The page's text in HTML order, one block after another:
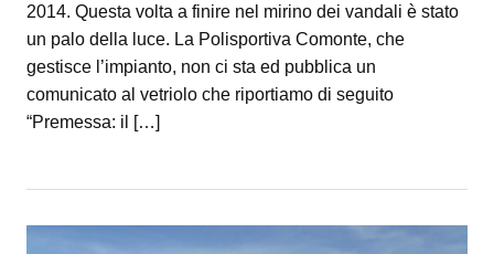
2014. Questa volta a finire nel mirino dei vandali è stato
un palo della luce. La Polisportiva Comonte, che
gestisce l’impianto, non ci sta ed pubblica un
comunicato al vetriolo che riportiamo di seguito
“Premessa: il […]